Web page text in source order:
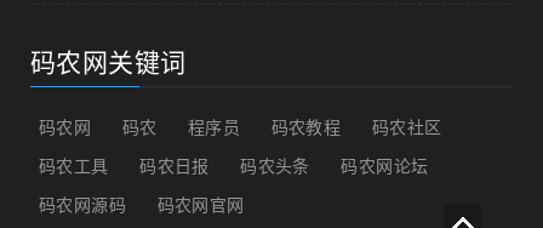
码农网关键词
码农网 码农 程序员 码农教程
码农社区
码农工具
码农日报 码农头条
码农网论坛
码农网源码
码农网官网